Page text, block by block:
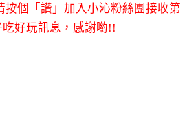
按個「讚」加入小沁粉絲團接收第
吃好玩訊息，感謝喲!!